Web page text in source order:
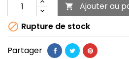
 Ajouter au
 Rupture de stock
Partager